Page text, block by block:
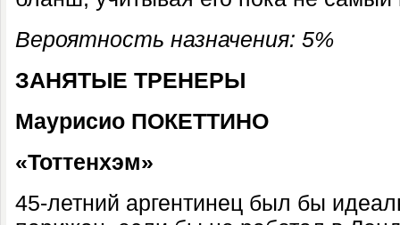
Вероятность назначения: 5%
ЗАНЯТЫЕ ТРЕНЕРЫ
Маурисио ПОКЕТТИНО
«Тоттенхэм»
45-летний аргентинец был бы